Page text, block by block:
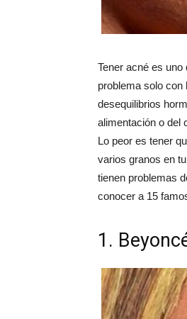
Tener acné es
problema solo con
desequilibrios
alimentación o del
Lo peor es tener
varios granos en
tienen problemas
conocer a 15
1.